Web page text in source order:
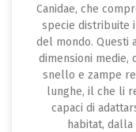
Canidae, che
specie distribuite
del mondo. Questi
dimensioni medie,
snello e zampe
lunghe, il che li
capaci di
habitat, dalla